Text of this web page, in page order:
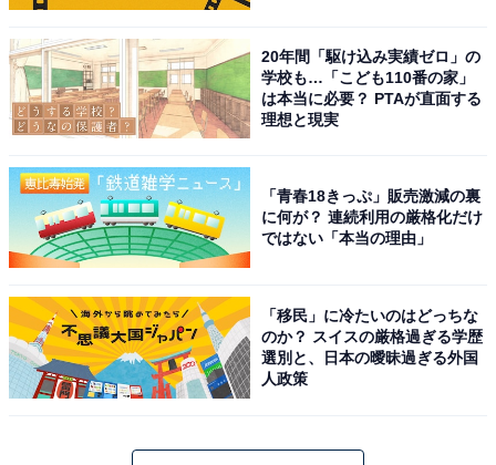
こちらもおすすめ
グルメが魅力的だと思う大阪府の道の駅ランキ
ング！ 2位「愛彩ランド（岸和田市）」を抑え
た1位は？【2025年調査】
20年間「駆け込み実績ゼロ」の
学校も…「こども110番の家」
は本当に必要？ PTAが直面する
理想と現実
「青春18きっぷ」販売激減の裏
に何が？ 連続利用の厳格化だけ
ではない「本当の理由」
「移民」に冷たいのはどっちな
のか？ スイスの厳格過ぎる学歴
選別と、日本の曖昧過ぎる外国
人政策